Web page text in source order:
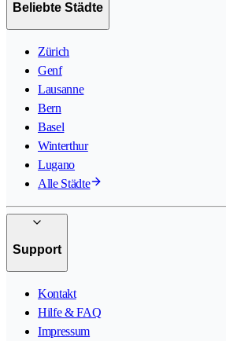
Beliebte Städte
Zürich
Genf
Lausanne
Bern
Basel
Winterthur
Lugano
Alle Städte
Support
Kontakt
Hilfe & FAQ
Impressum